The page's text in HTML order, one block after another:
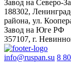
Завод на Северо-
188302,
района, ул.
Завод на Юге РФ
357107, г.
info@ruspan.su 8